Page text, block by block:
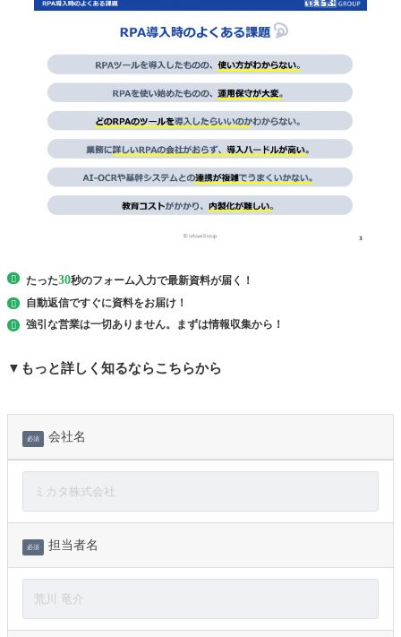
たった30秒のフォーム入力で最新資料が届く！
自動返信ですぐに資料をお届け！
強引な営業は一切ありません。まずは情報収集から！
▼もっと詳しく知るならこちらから
必須 会社名
必須 担当者名